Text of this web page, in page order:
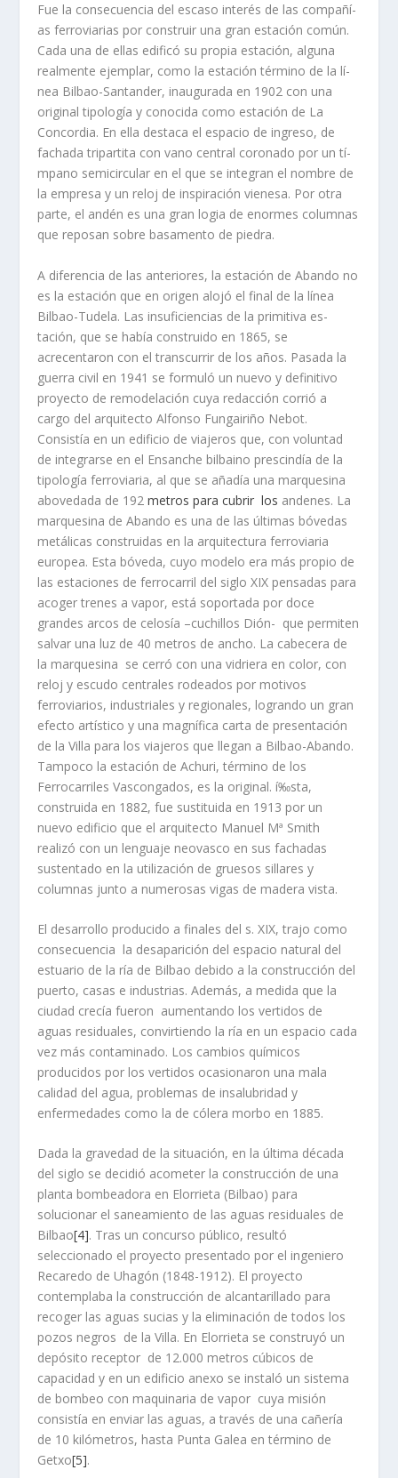
Fue la consecuencia del escaso interés de las compañí­
as ferroviarias por construir una gran estación común.
Cada una de ellas edificó su propia estación, alguna
realmente ejemplar, como la estación término de la lí­
nea Bilbao-Santander, inaugurada en 1902 con una
original tipologí­a y conocida como estación de La
Concordia. En ella destaca el espacio de ingreso, de
fachada tripartita con vano central coronado por un tí­
mpano semicircular en el que se integran el nombre de
la empresa y un reloj de inspiración vienesa. Por otra
parte, el andén es una gran logia de enormes columnas
que reposan sobre basamento de piedra.
A diferencia de las anteriores, la estación de Abando no
es la estación que en origen alojó el final de la lí­nea
Bilbao-Tudela. Las insuficiencias de la primitiva es­
tación, que se habí­a construido en 1865, se
acrecentaron con el transcurrir de los años. Pasada la
guerra civil en 1941 se formuló un nuevo y definitivo
proyecto de remodelación cuya redacción corrió a
cargo del arquitecto Alfonso Fun­gairiño Nebot.
Consistí­a en un edificio de viajeros que, con voluntad
de integrarse en el Ensanche bilbaino prescindí­a de la
tipologí­a ferroviaria, al que se añadí­a una marquesina
abovedada de 192metros para cubrir los andenes. La
marquesina de Abando es una de las últimas bóvedas
metálicas construidas en la arquitectura ferroviaria
europea. Esta bóveda, cuyo modelo era más propio de
las estaciones de ferrocarril del siglo XIX pensadas para
acoger trenes a vapor, está soportada por doce
grandes arcos de celosí­a –cuchillos Dión- que permiten
salvar una luz de 40 metros de ancho. La cabecera de
la marquesina se cerró con una vidriera en co­lor, con
reloj y escudo centrales rodeados por motivos
ferroviarios, industriales y regionales, logran­do un gran
efecto artí­stico y una magní­fica carta de presentación
de la Villa para los viajeros que lle­gan a Bilbao-Abando.
Tampoco la estación de Achuri, término de los
Ferrocarriles Vascongados, es la original. í‰sta,
construida en 1882, fue sustituida en 1913 por un
nuevo edificio que el arquitecto Manuel Mª Smith
realizó con un lenguaje neovasco en sus fachadas
sustentado en la utilización de gruesos sillares y
columnas junto a numerosas vigas de madera vista.
El desarrollo producido a finales del s. XIX, trajo como
consecuencia la desaparición del espacio natural del
estuario de la rí­a de Bilbao debido a la construcción del
puerto, casas e industrias. Además, a medida que la
ciudad crecí­a fueron aumentando los vertidos de
aguas residuales, convirtiendo la rí­a en un espacio cada
vez más contaminado. Los cambios quí­micos
producidos por los vertidos ocasionaron una mala
calidad del agua, problemas de insalubridad y
enfermedades como la de cólera morbo en 1885.
Dada la gravedad de la situación, en la última década
del siglo se decidió acometer la construcción de una
planta bombeadora en Elorrieta (Bilbao) para
solucionar el saneamiento de las aguas residuales de
Bilbao[4]. Tras un concurso público, resultó
seleccionado el proyecto presentado por el ingeniero
Recaredo de Uhagón (1848-1912). El proyecto
contemplaba la construcción de alcantarillado para
recoger las aguas sucias y la eliminación de todos los
pozos negros de la Villa. En Elorrieta se construyó un
depósito receptor de 12.000 metros cúbicos de
capacidad y en un edificio anexo se instaló un sistema
de bombeo con maquinaria de vapor cuya misión
consistí­a en enviar las aguas, a través de una cañerí­a
de 10 kilómetros, hasta Punta Galea en término de
Getxo[5].